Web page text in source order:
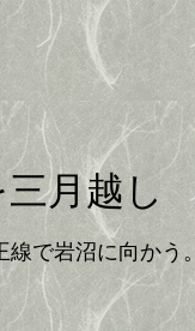
月越し
で岩沼に向かう。